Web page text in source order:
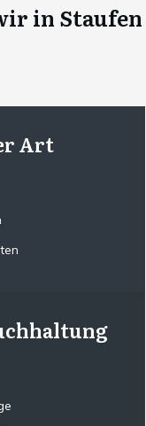
in Staufen
Art